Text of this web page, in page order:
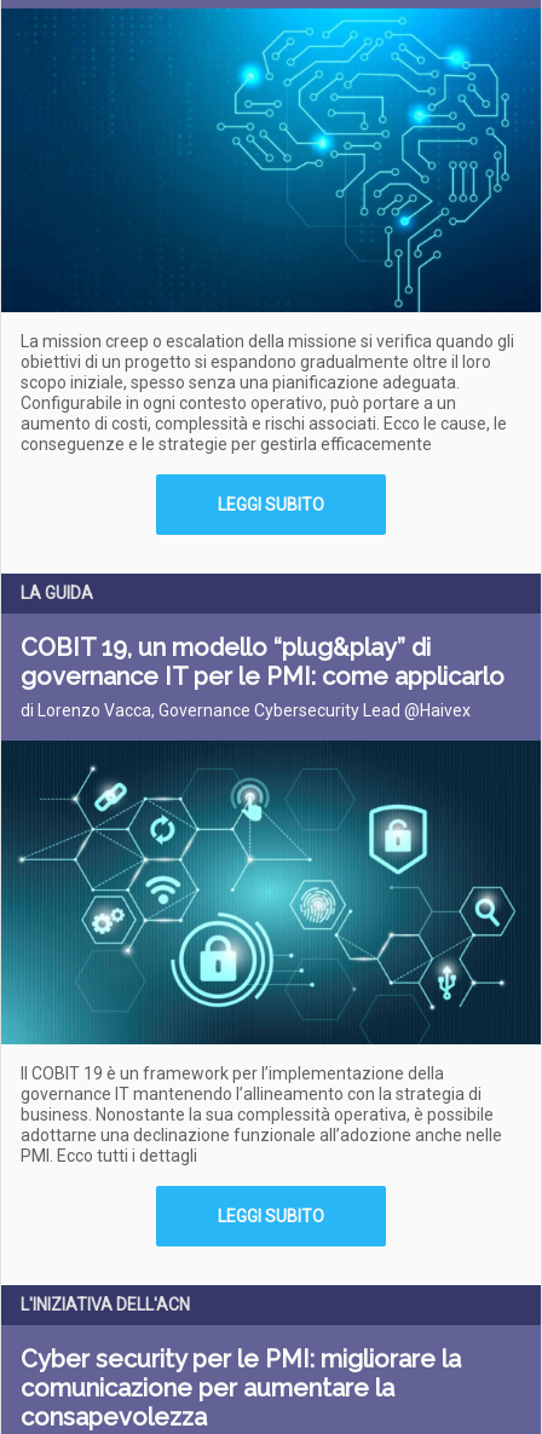
La mission creep o escalation della missione si verifica quando gli
obiettivi di un progetto si espandono gradualmente oltre il loro
scopo iniziale, spesso senza una pianificazione adeguata.
Configurabile in ogni contesto operativo, può portare a un
aumento di costi, complessità e rischi associati. Ecco le cause, le
conseguenze e le strategie per gestirla efficacemente
LEGGI SUBITO
LA GUIDA
COBIT 19, un modello “plug&play” di
governance IT per le PMI: come applicarlo
di Lorenzo Vacca, Governance Cybersecurity Lead @Haivex
Il COBIT 19 è un framework per l’implementazione della
governance IT mantenendo l’allineamento con la strategia di
business. Nonostante la sua complessità operativa, è possibile
adottarne una declinazione funzionale all’adozione anche nelle
PMI. Ecco tutti i dettagli
LEGGI SUBITO
L'INIZIATIVA DELL'ACN
Cyber security per le PMI: migliorare la
comunicazione per aumentare la
consapevolezza